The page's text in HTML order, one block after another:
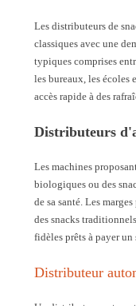
Les distributeurs de
classiques avec une
typiques comprises
les bureaux, les écoles
accès rapide à des
Distributeurs
Les machines
biologiques ou des
de sa santé. Les
des snacks
fidèles prêts à payer
Distributeur